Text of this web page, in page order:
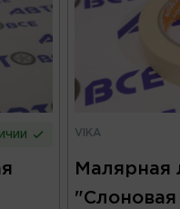
VIKA
Малярная